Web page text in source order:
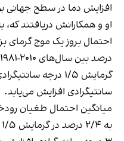
افزایش دما در سطح جهانی
او و همکارانش دریافتند که،
سانتیگرادی افزایش می‌یابد.